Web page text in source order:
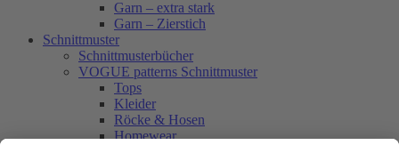
Garn – extra stark
Garn – Zierstich
Schnittmuster
Schnittmusterbücher
VOGUE patterns Schnittmuster
Tops
Kleider
Röcke & Hosen
Homewear